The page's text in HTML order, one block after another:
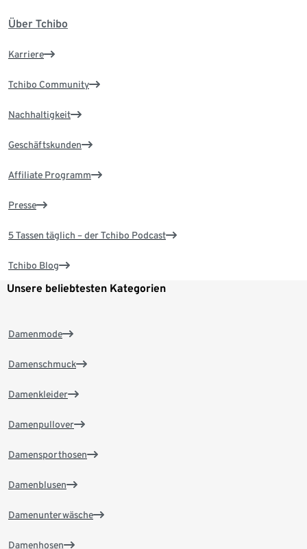
Über Tchibo
Karriere
Tchibo Community
Nachhaltigkeit
Geschäftskunden
Affiliate Programm
Presse
5 Tassen täglich – der Tchibo Podcast
Tchibo Blog
Unsere beliebtesten Kategorien
Damenmode
Damenschmuck
Damenkleider
Damenpullover
Damensporthosen
Damenblusen
Damenunterwäsche
Damenhosen